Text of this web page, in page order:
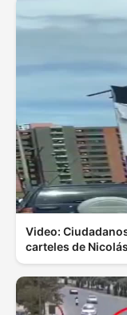
Video:
carteles de